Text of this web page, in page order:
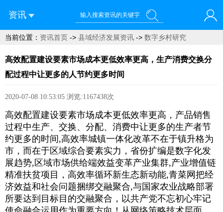
资讯
您好！欢迎来到青菜网
当前位置： 资讯首页 -> 县域经济发展资讯 -> 数字乡村研究
高效配置建设要素市场成本更低效率更高，生产消费交换分
配过程中让更多的人节约更多时间
2020-07-08 10:53:05 浏览:1167438次
高效配置建设要素市场成本更低效率更高，产品销售
过程中生产、交换、分配、消费中让更多的生产者节
约更多的时间,高效率城镇一体化改革不在于镇升格为
市，而在于区域综合要素实力，省份扩编是数字化发
展趋势,区域市场供给端效益变革产业集群,产业增值链
精准扶贫项目，高效率循环新生态新动能,青菜网把经
济效益和社会问题捆绑交融聚合,与国家农业战略部署
所要达到目标目的交融聚合，以共产党不忘初心牢记